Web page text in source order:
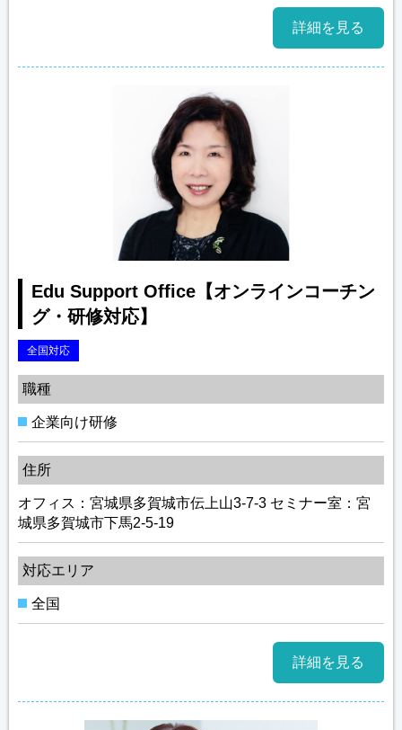
詳細を見る
Edu Support Office【オンラインコーチン
グ・研修対応】
全国対応
職種
企業向け研修
住所
オフィス：宮城県多賀城市伝上山3-7-3 セミナー室：宮
城県多賀城市下馬2-5-19
対応エリア
全国
詳細を見る